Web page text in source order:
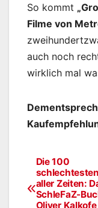
So kommt
Filme von
auch noch
wirklich mal
Die 100
aller Zeiten:
SchleFaZ-
Oliver Kalkofe